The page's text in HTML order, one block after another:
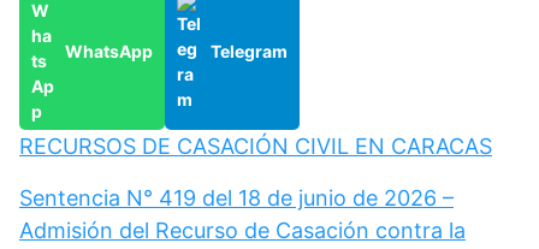
WhatsApp Telegram
RECURSOS DE CASACIÓN CIVIL EN CARACAS
Sentencia N° 419 del 18 de junio de 2026 –
Admisión del Recurso de Casación contra la